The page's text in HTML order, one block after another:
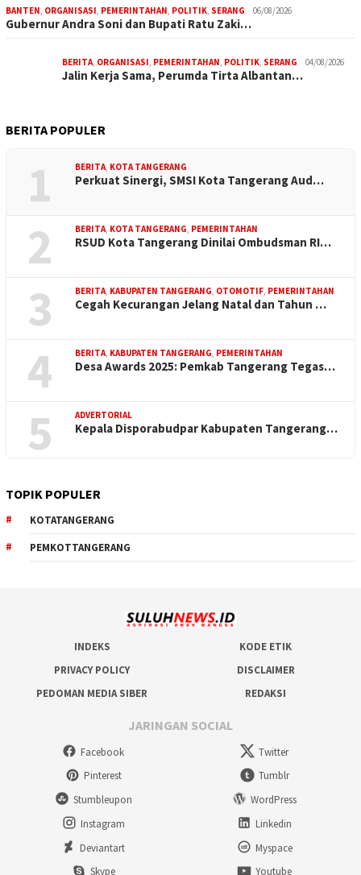
BANTEN, ORGANISASI, PEMERINTAHAN, POLITIK, SERANG 06/08/2026
Gubernur Andra Soni dan Bupati Ratu Zaki…
BERITA, ORGANISASI, PEMERINTAHAN, POLITIK, SERANG 04/08/2026
Jalin Kerja Sama, Perumda Tirta Albantan…
BERITA POPULER
1 BERITA, KOTA TANGERANG
Perkuat Sinergi, SMSI Kota Tangerang Aud…
2 BERITA, KOTA TANGERANG, PEMERINTAHAN
RSUD Kota Tangerang Dinilai Ombudsman RI…
3 BERITA, KABUPATEN TANGERANG, OTOMOTIF, PEMERINTAHAN
Cegah Kecurangan Jelang Natal dan Tahun …
4 BERITA, KABUPATEN TANGERANG, PEMERINTAHAN
Desa Awards 2025: Pemkab Tangerang Tegas…
5 ADVERTORIAL
Kepala Disporabudpar Kabupaten Tangerang…
TOPIK POPULER
KOTATANGERANG
PEMKOTTANGERANG
INDEKS
KODE ETIK
PRIVACY POLICY
DISCLAIMER
PEDOMAN MEDIA SIBER
REDAKSI
JARINGAN SOCIAL
Facebook
Twitter
Pinterest
Tumblr
Stumbleupon
WordPress
Instagram
Linkedin
Deviantart
Myspace
Skype
Youtube